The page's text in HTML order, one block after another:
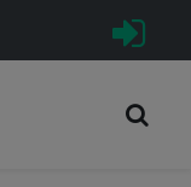
الجزائرية